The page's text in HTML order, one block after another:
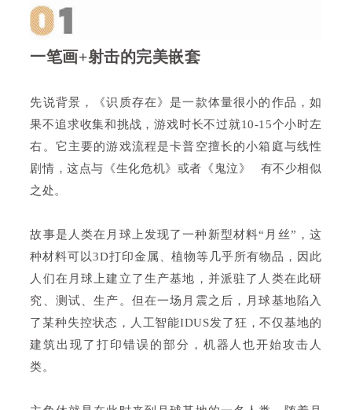
一笔画+射击的完美嵌套
先说背景，《识质存在》是一款体量很小的作品，如
果不追求收集和挑战，游戏时长不过就10-15个小时左
右。它主要的游戏流程是卡普空擅长的小箱庭与线性
剧情，这点与《生化危机》或者 《鬼泣》
有不少相似
之处。
故事是人类在月球上发现了一种新型材料“月丝”，这
种材料可以3D打印金属、植物等几乎所有物品，因此
人们在月球上建立了生产基地，并派驻了人类在此研
究、测试、生产。但在一场月震之后，月球基地陷入
了某种失控状态，人工智能IDUS发了狂，不仅基地的
建筑出现了打印错误的部分，机器人也开始攻击人
类。